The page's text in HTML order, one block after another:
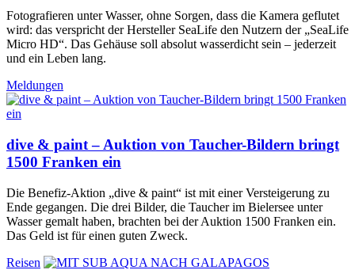
Fotografieren unter Wasser, ohne Sorgen, dass die Kamera geflutet
wird: das verspricht der Hersteller SeaLife den Nutzern der „SeaLife
Micro HD“. Das Gehäuse soll absolut wasserdicht sein – jederzeit
und ein Leben lang.
Meldungen
dive & paint – Auktion von Taucher-Bildern bringt
1500 Franken ein
Die Benefiz-Aktion „dive & paint“ ist mit einer Versteigerung zu
Ende gegangen. Die drei Bilder, die Taucher im Bielersee unter
Wasser gemalt haben, brachten bei der Auktion 1500 Franken ein.
Das Geld ist für einen guten Zweck.
Reisen